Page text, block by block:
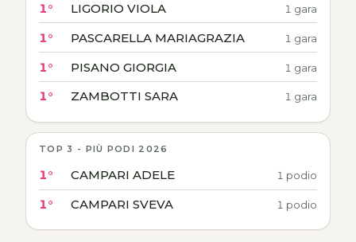
1° LIGORIO VIOLA 1 gara
1° PASCARELLA MARIAGRAZIA 1 gara
1° PISANO GIORGIA 1 gara
1° ZAMBOTTI SARA 1 gara
TOP 3 - PIÙ PODI 2026
1° CAMPARI ADELE 1 podio
1° CAMPARI SVEVA 1 podio